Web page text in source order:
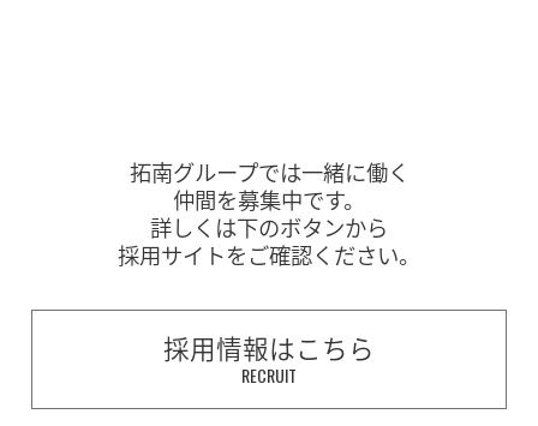
拓南グループでは一緒に働く
仲間を募集中です。
詳しくは下のボタンから
採用サイトをご確認ください。
採用情報はこちら
RECRUIT